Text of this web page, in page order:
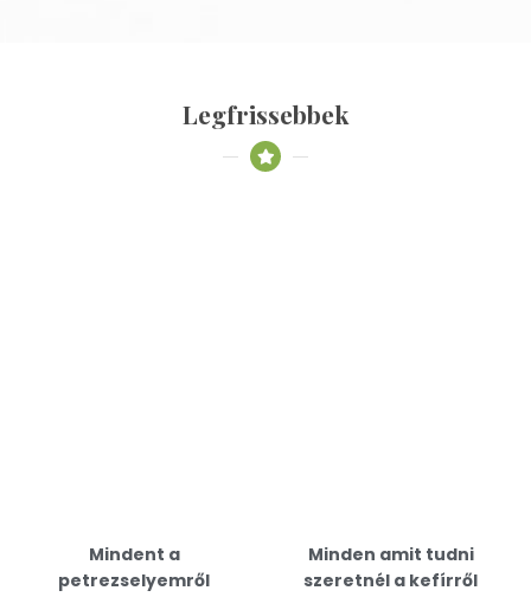
Legfrissebbek
Mindent a
petrezselyemről
Minden amit tudni
szeretnél a kefírről